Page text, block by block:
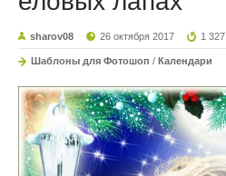
sharov08 26 октября 2017 1 327
Шаблоны для Фотошоп / Календари